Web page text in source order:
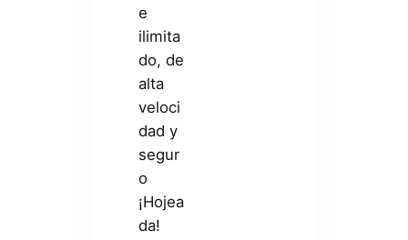
e
ilimita
do, de
alta
veloci
dad y
segur
o
¡Hojea
da!